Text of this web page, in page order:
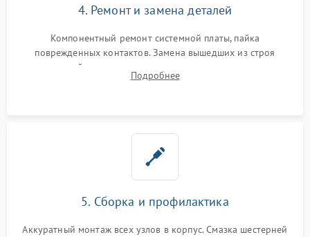
4. Ремонт и замена деталей
Компонентный ремонт системной платы, пайка
поврежденных контактов. Замена вышедших из строя
двигателей, изношенного аккумулятора, неисправного
лидара или помпы подачи воды. Восстановление шлейфов и
Подробнее
5. Сборка и профилактика
Аккуратный монтаж всех узлов в корпус. Смазка шестерней